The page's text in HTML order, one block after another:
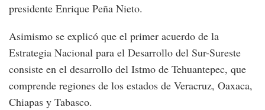
presidente Enrique Peña Nieto.
Asimismo se explicó que el primer acuerdo de la
Estrategia Nacional para el Desarrollo del Sur-Sureste
consiste en el desarrollo del Istmo de Tehuantepec, que
comprende regiones de los estados de Veracruz, Oaxaca,
Chiapas y Tabasco.